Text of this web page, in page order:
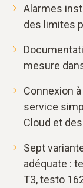
Alarmes
des limites
mesure
Connexion
service
Cloud et
Sept
adéquate :
T3, testo